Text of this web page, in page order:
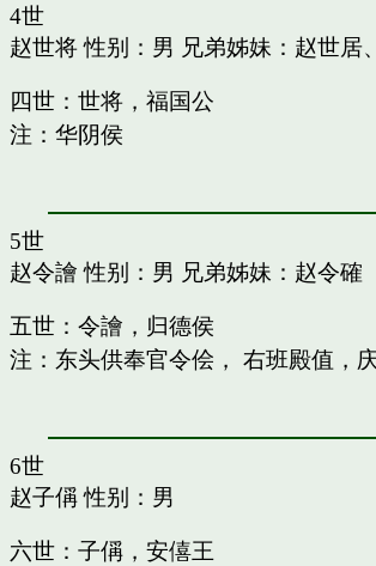
4世
赵世将性别：男 兄弟姊妹： 赵世居、
四世：世将，福国公
注：华阴侯
5世
赵令譮 性别：男 兄弟姊妹： 赵令確
五世：令譮，归德侯
注：东头供奉官令侩， 右班殿值，
6世
赵子偁性别：男
六世：子偁，安僖王